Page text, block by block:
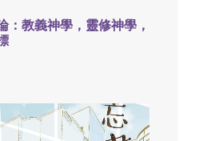
：教義神學，靈修神學，